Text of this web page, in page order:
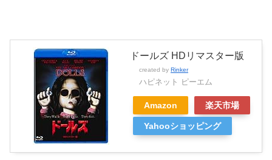
ドールズ HDリマスター版
created by Rinker
ハピネット ピーエム
Amazon 楽天市場
Yahooショッピング